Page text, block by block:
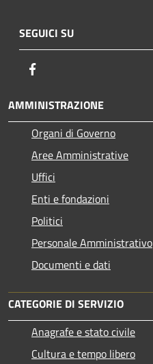
SEGUICI SU
AMMINISTRAZIONE
Organi di Governo
Aree Amministrative
Uffici
Enti e fondazioni
Politici
Personale Amministrativo
Documenti e dati
CATEGORIE DI SERVIZIO
Anagrafe e stato civile
Cultura e tempo libero